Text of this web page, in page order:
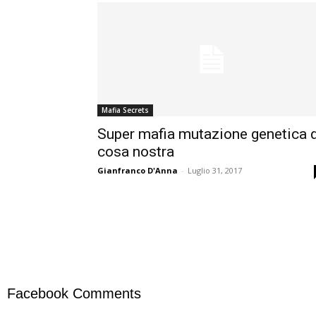
Mafia Secrets
Super mafia mutazione genetica
cosa nostra
Gianfranco D'Anna - Luglio 31, 2017
Facebook Comments